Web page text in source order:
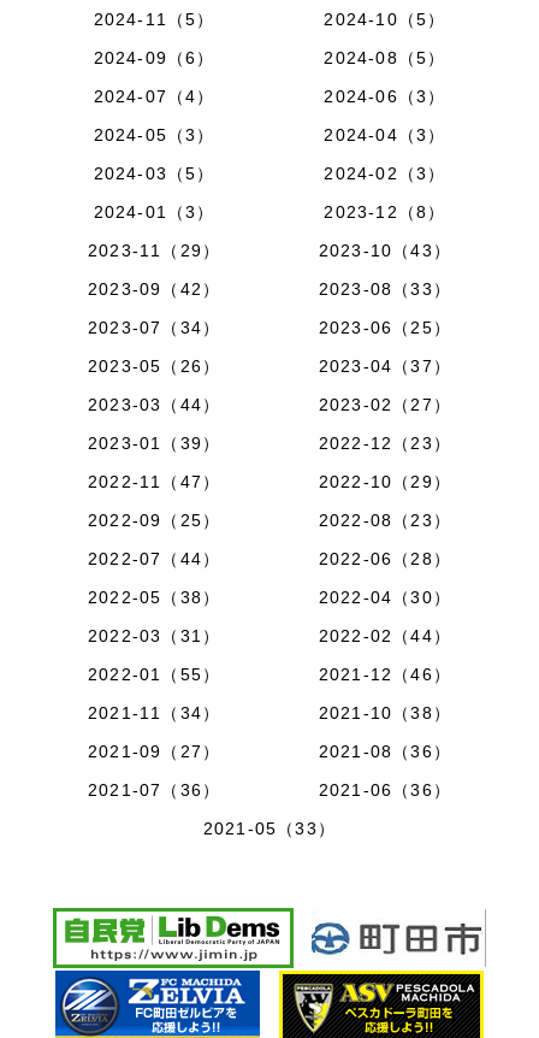
2024-11（5）
2024-10（5）
2024-09（6）
2024-08（5）
2024-07（4）
2024-06（3）
2024-05（3）
2024-04（3）
2024-03（5）
2024-02（3）
2024-01（3）
2023-12（8）
2023-11（29）
2023-10（43）
2023-09（42）
2023-08（33）
2023-07（34）
2023-06（25）
2023-05（26）
2023-04（37）
2023-03（44）
2023-02（27）
2023-01（39）
2022-12（23）
2022-11（47）
2022-10（29）
2022-09（25）
2022-08（23）
2022-07（44）
2022-06（28）
2022-05（38）
2022-04（30）
2022-03（31）
2022-02（44）
2022-01（55）
2021-12（46）
2021-11（34）
2021-10（38）
2021-09（27）
2021-08（36）
2021-07（36）
2021-06（36）
2021-05（33）